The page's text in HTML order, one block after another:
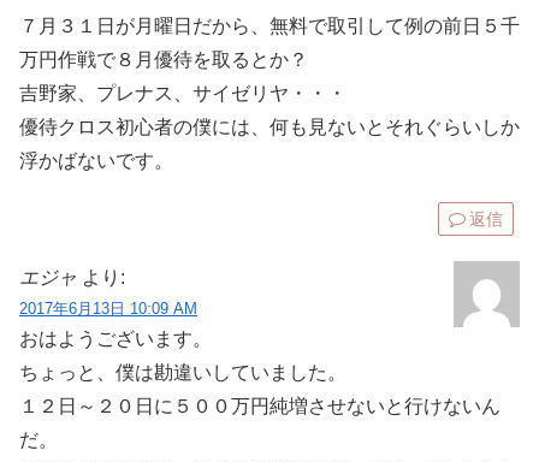
７月３１日が月曜日だから、無料で取引して例の前日５千
万円作戦で８月優待を取るとか？
吉野家、プレナス、サイゼリヤ・・・
優待クロス初心者の僕には、何も見ないとそれぐらいしか
浮かばないです。
返信
エジャ より:
2017年6月13日 10:09 AM
おはようございます。
ちょっと、僕は勘違いしていました。
１２日～２０日に５００万円純増させないと行けないん
だ。